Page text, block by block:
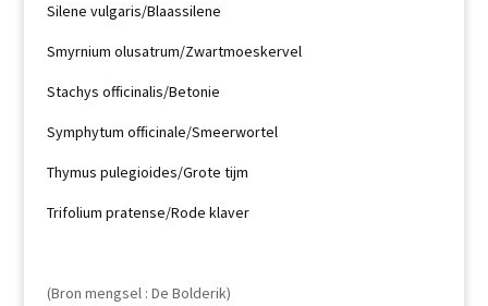
Silene vulgaris/Blaassilene
Smyrnium olusatrum/Zwartmoeskervel
Stachys officinalis/Betonie
Symphytum officinale/Smeerwortel
Thymus pulegioides/Grote tijm
Trifolium pratense/Rode klaver
(Bron mengsel : De Bolderik)